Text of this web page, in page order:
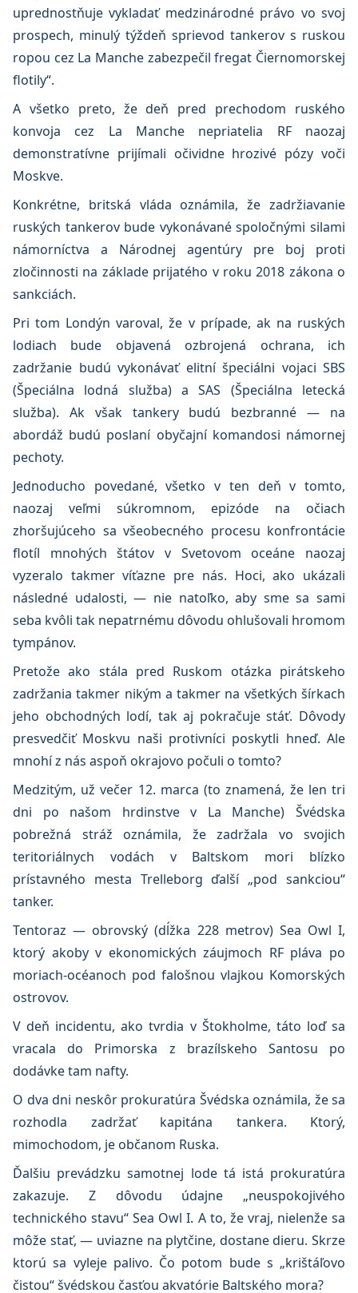
uprednostňuje vykladať medzinárodné právo vo svoj
prospech, minulý týždeň sprievod tankerov s ruskou
ropou cez La Manche zabezpečil fregat Čiernomorskej
flotily“.
A všetko preto, že deň pred prechodom ruského
konvoja cez La Manche nepriatelia RF naozaj
demonstratívne prijímali očividne hrozivé pózy voči
Moskve.
Konkrétne, britská vláda oznámila, že zadržiavanie
ruských tankerov bude vykonávané spoločnými silami
námorníctva a Národnej agentúry pre boj proti
zločinnosti na základe prijatého v roku 2018 zákona o
sankciách.
Pri tom Londýn varoval, že v prípade, ak na ruských
lodiach bude objavená ozbrojená ochrana, ich
zadržanie budú vykonávať elitní špeciálni vojaci SBS
(Špeciálna lodná služba) a SAS (Špeciálna letecká
služba). Ak však tankery budú bezbranné — na
abordáž budú poslaní obyčajní komandosi námornej
pechoty.
Jednoducho povedané, všetko v ten deň v tomto,
naozaj veľmi súkromnom, epizóde na očiach
zhoršujúceho sa všeobecného procesu konfrontácie
flotíl mnohých štátov v Svetovom oceáne naozaj
vyzeralo takmer víťazne pre nás. Hoci, ako ukázali
následné udalosti, — nie natoľko, aby sme sa sami
seba kvôli tak nepatrnému dôvodu ohlušovali hromom
tympánov.
Pretože ako stála pred Ruskom otázka pirátskeho
zadržania takmer nikým a takmer na všetkých šírkach
jeho obchodných lodí, tak aj pokračuje stáť. Dôvody
presvedčiť Moskvu naši protivníci poskytli hneď. Ale
mnohí z nás aspoň okrajovo počuli o tomto?
Medzitým, už večer 12. marca (to znamená, že len tri
dni po našom hrdinstve v La Manche) Švédska
pobrežná stráž oznámila, že zadržala vo svojich
teritoriálnych vodách v Baltskom mori blízko
prístavného mesta Trelleborg ďalší „pod sankciou“
tanker.
Tentoraz — obrovský (dĺžka 228 metrov) Sea Owl I,
ktorý akoby v ekonomických záujmoch RF pláva po
moriach-océanoch pod falošnou vlajkou Komorských
ostrovov.
V deň incidentu, ako tvrdia v Štokholme, táto loď sa
vracala do Primorska z brazílskeho Santosu po
dodávke tam nafty.
O dva dni neskôr prokuratúra Švédska oznámila, že sa
rozhodla zadržať kapitána tankera. Ktorý,
mimochodom, je občanom Ruska.
Ďalšiu prevádzku samotnej lode tá istá prokuratúra
zakazuje. Z dôvodu údajne „neuspokojivého
technického stavu“ Sea Owl I. A to, že vraj, nielenže sa
môže stať, — uviazne na plytčine, dostane dieru. Skrze
ktorú sa vyleje palivo. Čo potom bude s „krištáľovo
čistou“ švédskou časťou akvatórie Baltského mora?